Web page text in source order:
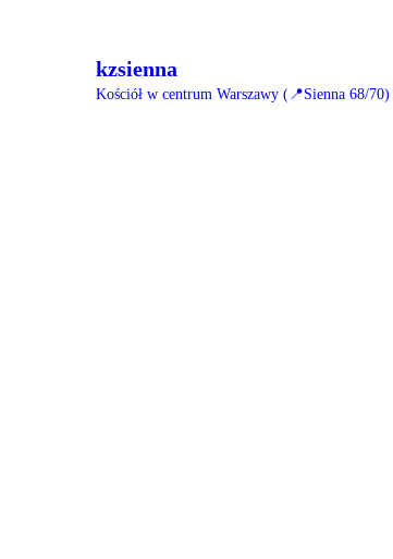
kzsienna
Kościół w centrum Warszawy (📍Sienna 68/70)